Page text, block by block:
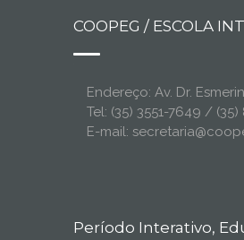
COOPEG / ESCOLA
Endereço: Av. Dr.
Tel: (35) 3551-7649 /
E-mail:
Período Interativo,